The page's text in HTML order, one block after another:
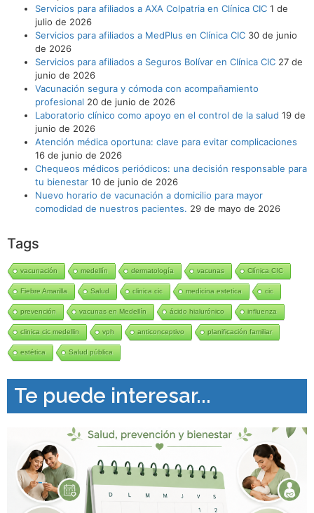
Servicios para afiliados a AXA Colpatria en Clínica CIC 1 de
julio de 2026
Servicios para afiliados a MedPlus en Clínica CIC 30 de junio
de 2026
Servicios para afiliados a Seguros Bolívar en Clínica CIC 27 de
junio de 2026
Vacunación segura y cómoda con acompañamiento
profesional 20 de junio de 2026
Laboratorio clínico como apoyo en el control de la salud 19 de
junio de 2026
Atención médica oportuna: clave para evitar complicaciones
16 de junio de 2026
Chequeos médicos periódicos: una decisión responsable para
tu bienestar 10 de junio de 2026
Nuevo horario de vacunación a domicilio para mayor
comodidad de nuestros pacientes. 29 de mayo de 2026
Tags
vacunación medellín dermatología vacunas Clínica CIC
Fiebre Amarilla Salud clinica cic medicina estetica cic
prevención vacunas en Medellín ácido hialurónico influenza
clinica cic medellin vph anticonceptivo planificación familiar
estética Salud pública
Te puede interesar...